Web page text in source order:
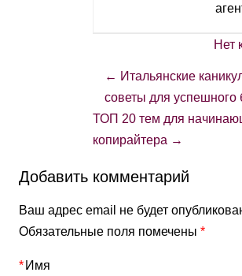
Нет
← Итальянские
советы для успешного
ТОП 20 тем для
копирайтера →
Добавить комментарий
Ваш адрес email не будет
Обязательные поля помечены*
Имя
*